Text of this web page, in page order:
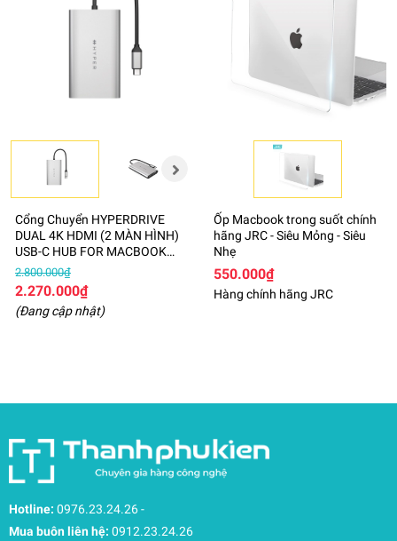
Cổng Chuyển HYPERDRIVE
DUAL 4K HDMI (2 MÀN HÌNH)
USB-C HUB FOR MACBOOK
M1 HDM1
2.800.000₫
2.270.000₫
(Đang cập nhật)
Ốp Macbook trong suốt chính
hãng JRC - Siêu Mỏng - Siêu
Nhẹ
550.000₫
Hàng chính hãng JRC
Hotline: 0976.23.24.26-
Mua buôn liên hệ: 0912.23.24.26